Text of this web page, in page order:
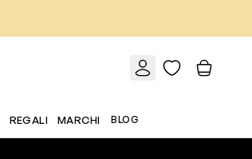
REGALI MARCHI BLOG